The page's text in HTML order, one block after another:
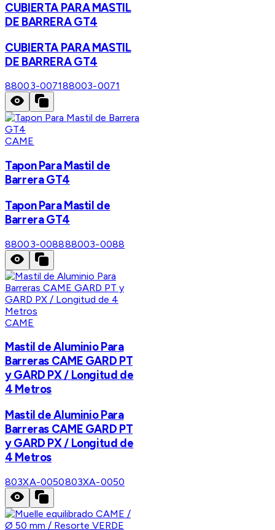
CUBIERTA PARA MASTIL
DE BARRERA GT4
CUBIERTA PARA MASTIL
DE BARRERA GT4
88003-007188003-0071
CAME
Tapon Para Mastil de
Barrera GT4
Tapon Para Mastil de
Barrera GT4
88003-008888003-0088
CAME
Mastil de Aluminio Para
Barreras CAME GARD PT
y GARD PX / Longitud de
4 Metros
Mastil de Aluminio Para
Barreras CAME GARD PT
y GARD PX / Longitud de
4 Metros
803XA-0050803XA-0050